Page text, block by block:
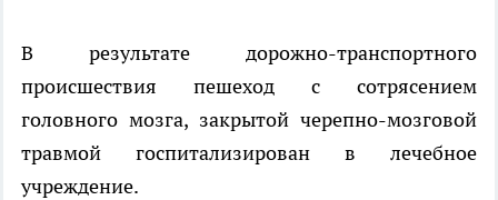
В результате дорожно-транспортного
происшествия пешеход с сотрясением
головного мозга, закрытой черепно-мозговой
травмой госпитализирован в лечебное
учреждение.